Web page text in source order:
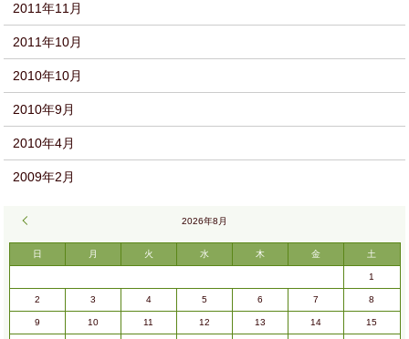
2011年11月
2011年10月
2010年10月
2010年9月
2010年4月
2009年2月
2026年8月
日 月 火 水 木 金 土
1
2 3 4 5 6 7 8
9 10 11 12 13 14 15